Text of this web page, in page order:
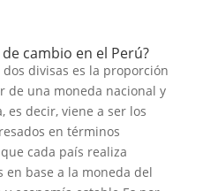
cambio en el Perú?
divisas es la proporción
de una moneda nacional y
es decir, viene a ser los
en términos
cada país realiza
en base a la moneda del